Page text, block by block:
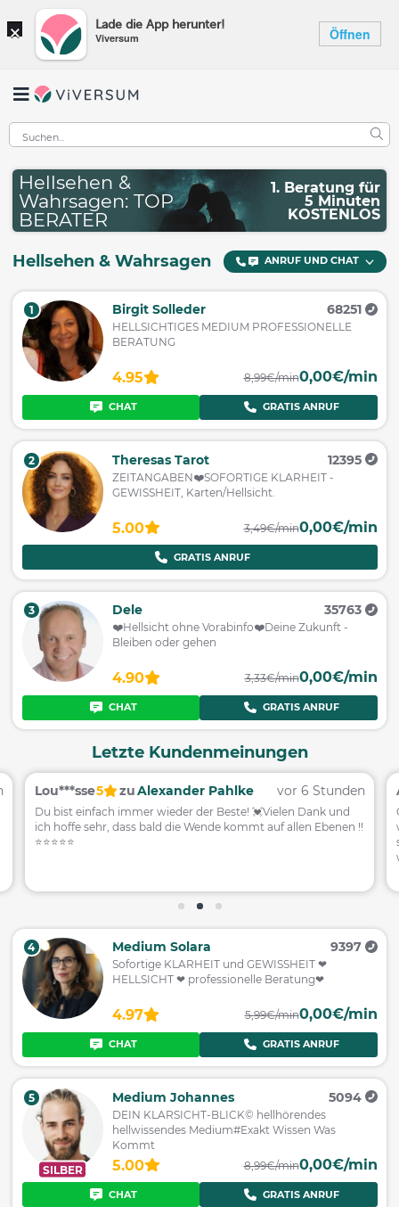
× Lade die App herunter!
Viversum Öffnen
Hellsehen &
Wahrsagen: TOP
BERATER
1. Beratung für
5 Minuten
KOSTENLOS
Hellsehen & Wahrsagen ANRUF UND CHAT
Letzte Kundenmeinungen
Lou***sse5 zuAlexander Pahlke vor 6 Stunden
Du bist einfach immer wieder der Beste! 💓Vielen Dank und
ich hoffe sehr, dass bald die Wende kommt auf allen Ebenen !!
⭐️⭐️⭐️⭐️⭐️
1 Birgit Solleder 68251
HELLSICHTIGES MEDIUM PROFESSIONELLE
BERATUNG
4.95 8,99€/min0,00€/min
CHAT GRATIS ANRUF
2 Theresas Tarot 12395
ZEITANGABEN❤️SOFORTIGE KLARHEIT -
GEWISSHEIT, Karten/Hellsicht.
5.00 3,49€/min0,00€/min
GRATIS ANRUF
3 Dele 35763
❤️️Hellsicht ohne Vorabinfo❤️️Deine Zukunft -
Bleiben oder gehen
4.90 3,33€/min0,00€/min
CHAT GRATIS ANRUF
4 Medium Solara 9397
Sofortige KLARHEIT und GEWISSHEIT ❤
HELLSICHT ❤ professionelle Beratung❤
4.97 5,99€/min0,00€/min
CHAT GRATIS ANRUF
SILBER
5 Medium Johannes 5094
DEIN KLARSICHT-BLICK© hellhörendes
hellwissendes Medium#Exakt Wissen Was
Kommt
5.00 8,99€/min0,00€/min
CHAT GRATIS ANRUF